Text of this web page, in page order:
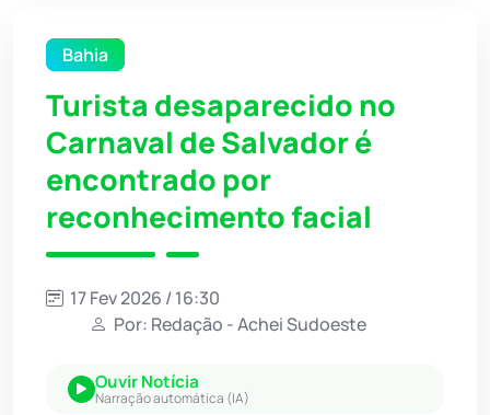
Bahia
Turista desaparecido no
Carnaval de Salvador é
encontrado por
reconhecimento facial
17 Fev 2026 / 16:30
Por: Redação - Achei Sudoeste
Ouvir Notícia
Narração automática (IA)